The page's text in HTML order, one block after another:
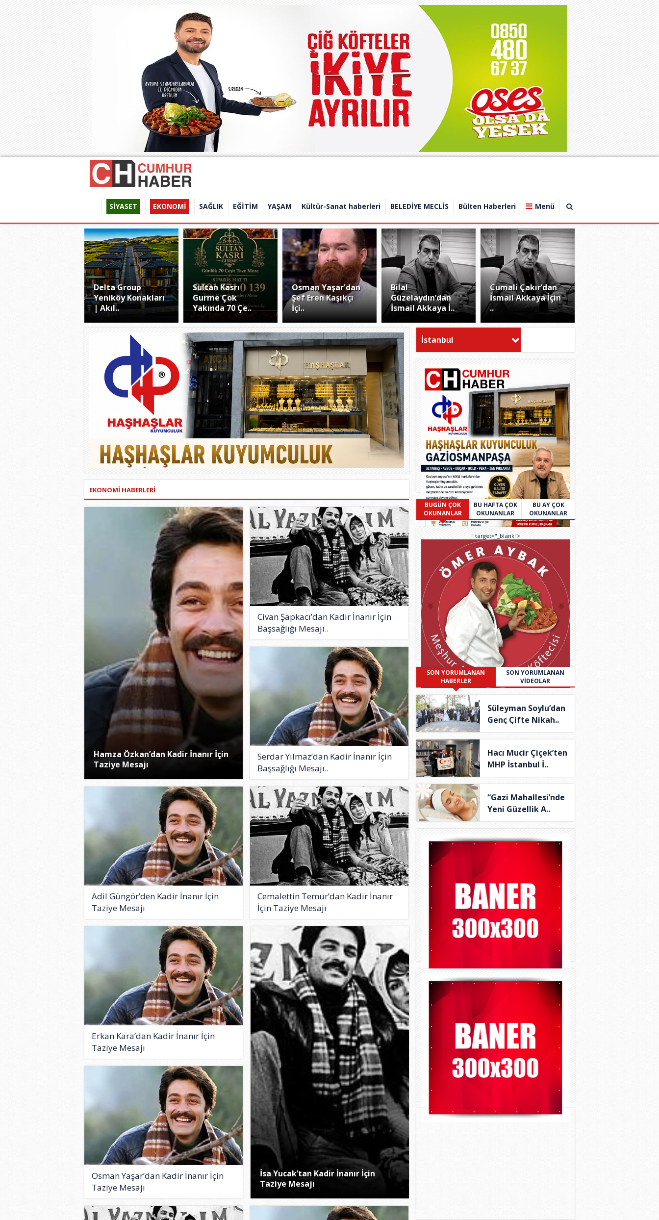
SİYASET EKONOMİ SAĞLIK EĞİTİM YAŞAM Kültür-Sanat haberleri BELEDİYE MECLİS Bülten Haberleri Menü
Delta Group
Yeniköy Konakları
| Akıl..
Sultan Kasrı
Gurme Çok
Yakında 70 Çe..
Osman Yaşar'dan
Şef Eren Kaşıkçı
İçi..
Bilal
Güzelaydın’dan
İsmail Akkaya İ..
Cumali Çakır’dan
İsmail Akkaya İçin
..
EKONOMİ HABERLERİ
Hamza Özkan’dan Kadir İnanır İçin
Taziye Mesajı
Civan Şapkacı’dan Kadir İnanır İçin
Başsağlığı Mesajı..
Serdar Yılmaz’dan Kadir İnanır İçin
Başsağlığı Mesajı..
Adil Güngör’den Kadir İnanır İçin
Taziye Mesajı
Cemalettin Temur’dan Kadir İnanır
İçin Taziye Mesajı
İsa Yucak’tan Kadir İnanır İçin
Taziye Mesajı
Erkan Kara’dan Kadir İnanır İçin
Taziye Mesajı
Osman Yaşar’dan Kadir İnanır İçin
Taziye Mesajı
İstanbul
BUGÜN ÇOK
OKUNANLAR
BU HAFTA ÇOK
OKUNANLAR
BU AY ÇOK
OKUNANLAR
" target="_blank">
SON YORUMLANAN
HABERLER
SON YORUMLANAN
VİDEOLAR
Süleyman Soylu’dan
Genç Çifte Nikah..
Hacı Mucir Çiçek’ten
MHP İstanbul İ..
“Gazi Mahallesi’nde
Yeni Güzellik A..